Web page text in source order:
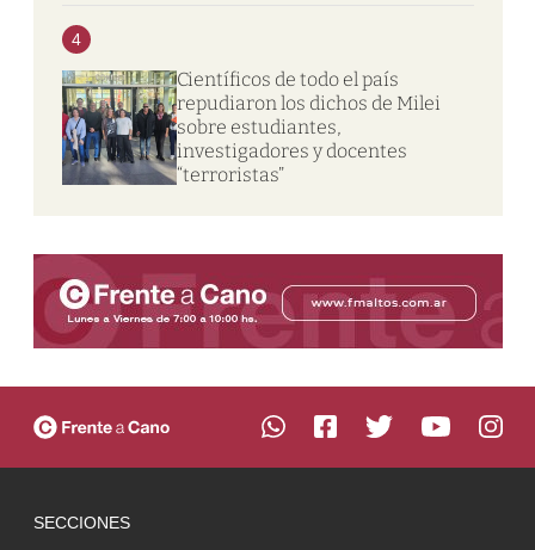
4
Científicos de todo el país
repudiaron los dichos de Milei
sobre estudiantes,
investigadores y docentes
“terroristas”
SECCIONES